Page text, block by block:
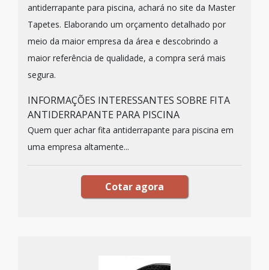
antiderrapante para piscina, achará no site da Master
Tapetes. Elaborando um orçamento detalhado por
meio da maior empresa da área e descobrindo a
maior referência de qualidade, a compra será mais
segura.
INFORMAÇÕES INTERESSANTES SOBRE FITA
ANTIDERRAPANTE PARA PISCINA
Quem quer achar fita antiderrapante para piscina em
uma empresa altamente...
Cotar agora